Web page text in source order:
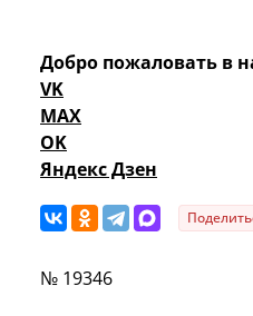
Добро пожаловать в
VK
MAX
OK
Яндекс Дзен
№ 19346